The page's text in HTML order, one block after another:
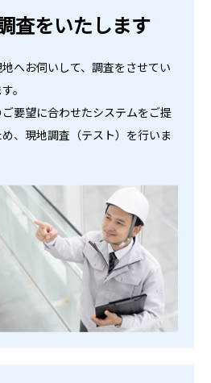
査をいたします
へお伺いして、調査をさせてい
。
ご要望に合わせたシステムをご提
、現地調査（テスト）を行いま